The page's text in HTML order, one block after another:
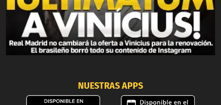
NUESTRAS APPS